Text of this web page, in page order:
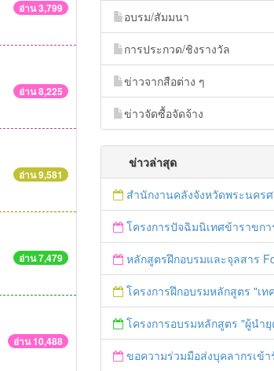
อ่าน 3,799
อ่าน 8,225
อ่าน 9,581
อ่าน 7,479
อ่าน 10,488
อบรม/สัมมนา
การประกวด/ชิงรางวัล
ข่าวจากสือต่าง ๆ
ข่าวจัดซื้อจัดจ้าง
ข่าวล่าสุด
สำนักงานคลังจังหวัดพระนครศรีอยุธยา จัดโครงการฝึกอบรมเชิงปฏิบัติการ "การจัดซื้อจัดจ้างด้วยวิธีตลาดอิเล็กทรอนิกส์ (e-market)และวิธีประกวดราคาอิเล็กทรอนิกส์ (e-
โครงการปัจฉิมนิเทศข้าราขการเกษียณอายุ
หลักสูตรฝึกอบรมและจุลสาร
โครงการฝึกอบรมหลักสูตร "เทคนิคการเขียนผ
โครงการอบรมหลักสูตร "ผู้นำ
ขอความร่วมมือส่งบุคลากรเข้ารับการอบรมและเผยแ